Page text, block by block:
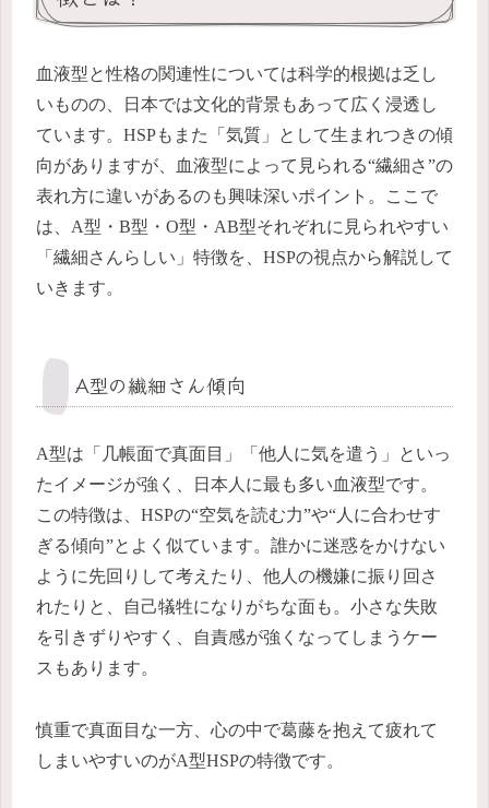
血液型と性格の関連性については科学的根拠は乏し
いものの、日本では文化的背景もあって広く浸透し
ています。HSPもまた「気質」として生まれつきの傾
向がありますが、血液型によって見られる“繊細さ”の
表れ方に違いがあるのも興味深いポイント。ここで
は、A型・B型・O型・AB型それぞれに見られやすい
「繊細さんらしい」特徴を、HSPの視点から解説して
いきます。
A型の繊細さん傾向
A型は「几帳面で真面目」「他人に気を遣う」といっ
たイメージが強く、日本人に最も多い血液型です。
この特徴は、HSPの“空気を読む力”や“人に合わせす
ぎる傾向”とよく似ています。誰かに迷惑をかけない
ように先回りして考えたり、他人の機嫌に振り回さ
れたりと、自己犠牲になりがちな面も。小さな失敗
を引きずりやすく、自責感が強くなってしまうケー
スもあります。
慎重で真面目な一方、心の中で葛藤を抱えて疲れて
しまいやすいのがA型HSPの特徴です。